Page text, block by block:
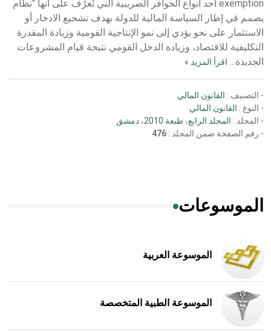
exemption أحد أنواع الحوافز الضريبية التي تُعرُف على أنها "نظام
يصمم في إطار السياسة المالية للدولة بهدف تشجيع الادخار أو
الاستثمار على نحو يؤدي إلى نمو الإنتاجية القومية وزيادة المقدرة
التكليفية للاقتصاد، وزيادة الدخل القومي نتيجة قيام المشروعات
الجديدة... اقرأ المزيد »
- التصنيف : القانون المالي
- النوع : القانون المالي
- المجلد : المجلد الرابع، طبعة 2010، دمشق
- رقم الصفحة ضمن المجلد : 476
الموسوعات
الموسوعة العربية
الموسوعة الطبية المتخصصة